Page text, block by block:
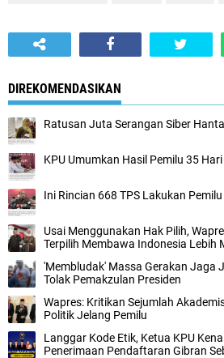
DIREKOMENDASIKAN
Ratusan Juta Serangan Siber
KPU Umumkan Hasil Pemilu 35
Ini Rincian 668 TPS Lakukan
Usai Menggunakan Hak Pilih,
Terpilih Membawa Indonesia Lebih
'Membludak' Massa Gerakan Jaga
Tolak Pemakzulan Presiden
Wapres: Kritikan Sejumlah
Politik Jelang Pemilu
Langgar Kode Etik, Ketua KPU
Penerimaan Pendaftaran Gibran